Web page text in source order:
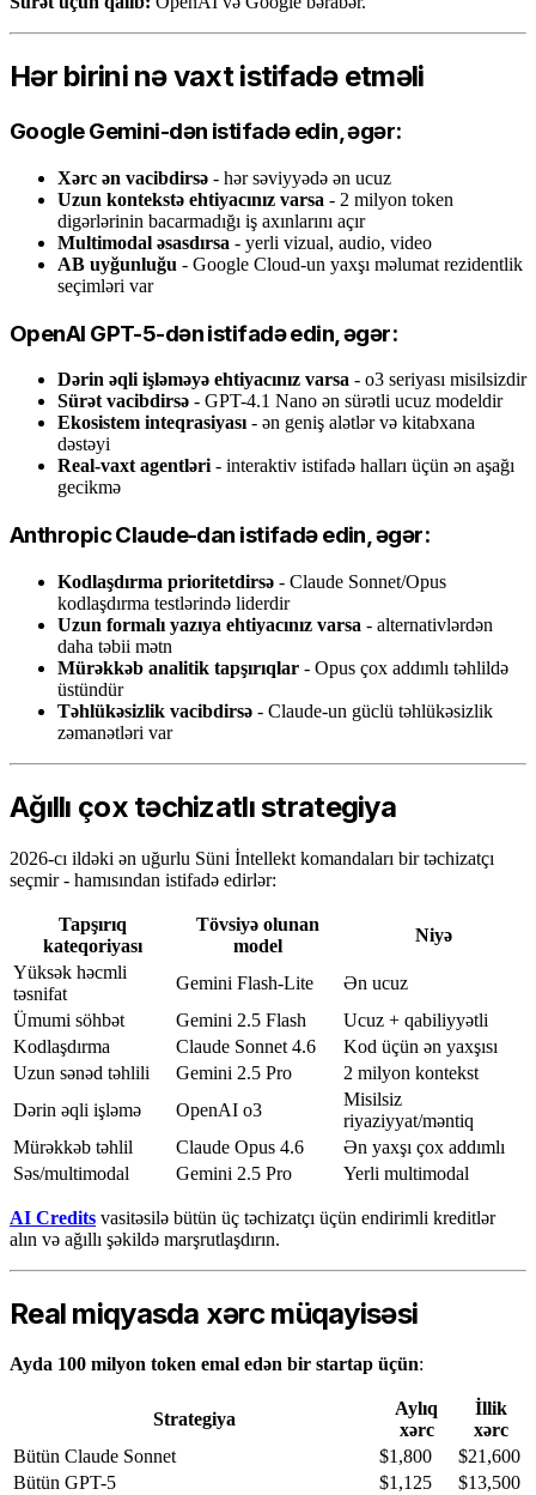
Hər birini nə vaxt istifadə etməli
Google Gemini-dən istifadə edin, əgər:
Xərc ən vacibdirsə - hər səviyyədə ən ucuz
Uzun kontekstə ehtiyacınız varsa - 2 milyon token
digərlərinin bacarmadığı iş axınlarını açır
Multimodal əsasdırsa - yerli vizual, audio, video
AB uyğunluğu - Google Cloud-un yaxşı məlumat rezidentlik
seçimləri var
OpenAI GPT-5-dən istifadə edin, əgər:
Dərin əqli işləməyə ehtiyacınız varsa - o3 seriyası misilsizdir
Sürət vacibdirsə - GPT-4.1 Nano ən sürətli ucuz modeldir
Ekosistem inteqrasiyası - ən geniş alətlər və kitabxana
dəstəyi
Real-vaxt agentləri - interaktiv istifadə halları üçün ən aşağı
gecikmə
Anthropic Claude-dan istifadə edin, əgər:
Kodlaşdırma prioritetdirsə - Claude Sonnet/Opus
kodlaşdırma testlərində liderdir
Uzun formalı yazıya ehtiyacınız varsa - alternativlərdən
daha təbii mətn
Mürəkkəb analitik tapşırıqlar - Opus çox addımlı təhlildə
üstündür
Təhlükəsizlik vacibdirsə - Claude-un güclü təhlükəsizlik
zəmanətləri var
Ağıllı çox təchizatlı strategiya
2026-cı ildəki ən uğurlu Süni İntellekt komandaları bir təchizatçı
seçmir - hamısından istifadə edirlər:
Tapşırıq
kateqoriyası
Tövsiyə olunan
model
Niyə
Yüksək həcmli
təsnifat
Gemini Flash-Lite
Ən ucuz
Ümumi söhbət
Gemini 2.5 Flash
Ucuz + qabiliyyətli
Kodlaşdırma
Claude Sonnet 4.6
Kod üçün ən yaxşısı
Uzun sənəd təhlili
Gemini 2.5 Pro
2 milyon kontekst
Dərin əqli işləmə
OpenAI o3
Misilsiz
riyaziyyat/məntiq
Mürəkkəb təhlil
Claude Opus 4.6
Ən yaxşı çox addımlı
Səs/multimodal
Gemini 2.5 Pro Yerli multimodal
AI Credits vasitəsilə bütün üç təchizatçı üçün endirimli kreditlər
alın və ağıllı şəkildə marşrutlaşdırın.
Real miqyasda xərc müqayisəsi
Ayda 100 milyon token emal edən bir startap üçün:
Strategiya
Aylıq
xərc
İllik
xərc
Bütün Claude Sonnet
$1,800
$21,600
Bütün GPT-5
$1,125
$13,500